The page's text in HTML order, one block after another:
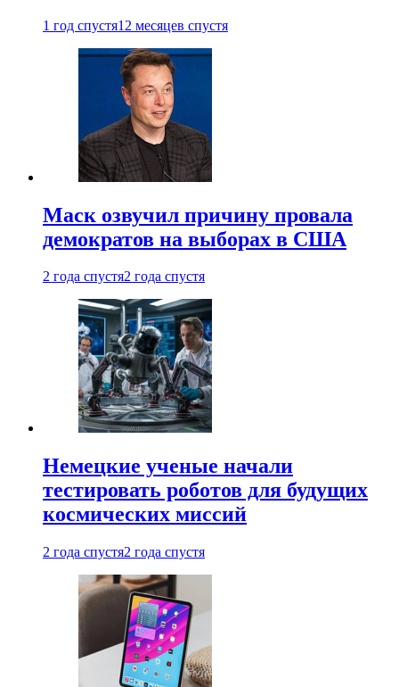
1 год спустя12 месяцев спустя
Маск озвучил причину провала
демократов на выборах в США
2 года спустя2 года спустя
Немецкие ученые начали
тестировать роботов для будущих
космических миссий
2 года спустя2 года спустя